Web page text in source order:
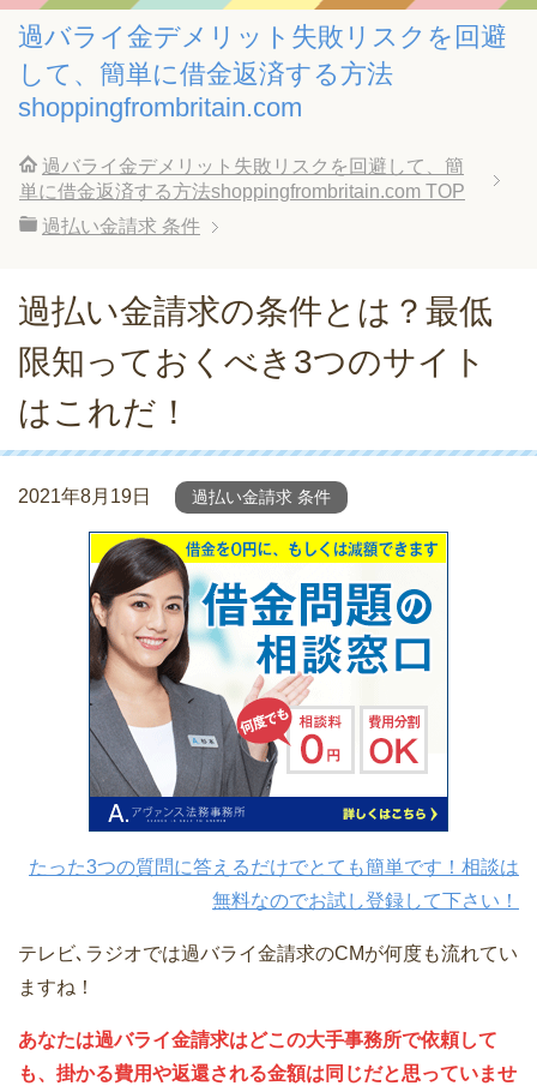
過バライ金デメリット失敗リスクを回避
して、簡単に借金返済する方法
shoppingfrombritain.com
過バライ金デメリット失敗リスクを回避して、簡
単に借金返済する方法shoppingfrombritain.com TOP
過払い金請求 条件
過払い金請求の条件とは？最低
限知っておくべき3つのサイト
はこれだ！
2021年8月19日 過払い金請求 条件
たった3つの質問に答えるだけでとても簡単です！相談は
無料なのでお試し登録して下さい！
テレビ､ラジオでは過バライ金請求のCMが何度も流れてい
ますね！
あなたは過バライ金請求はどこの大手事務所で依頼して
も、掛かる費用や返還される金額は同じだと思っていませ